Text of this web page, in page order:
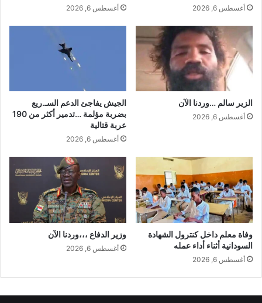
أغسطس 6, 2026 أغسطس 6, 2026
الزير سالم …وردنا الآن
أغسطس 6, 2026
الجيش يفاجئ الدعم السـ.ريع
بضربة مؤلمة …تدمير أكثر من 190
عربة قتالية
أغسطس 6, 2026
وفاة معلم داخل كنترول الشهادة
السودانية أثناء أداء عمله
أغسطس 6, 2026
وزير الدفاع ،،،وردنا الآن
أغسطس 6, 2026